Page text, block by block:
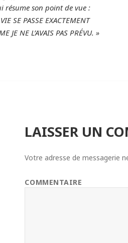
résume son point de vue :
SE PASSE EXACTEMENT
JE NE L’AVAIS PAS PRÉVU. »
LAISSER UN
Votre adresse de messagerie
COMMENTAIRE